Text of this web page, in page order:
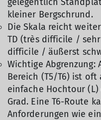
kleiner Bergschrund.
Die Skala reicht
TD (très difficile /
difficile / äußerst
Wichtige
Bereich (T5/T6) ist
einfache Hochtour
Grad. Eine T6-Route
Anforderungen wie